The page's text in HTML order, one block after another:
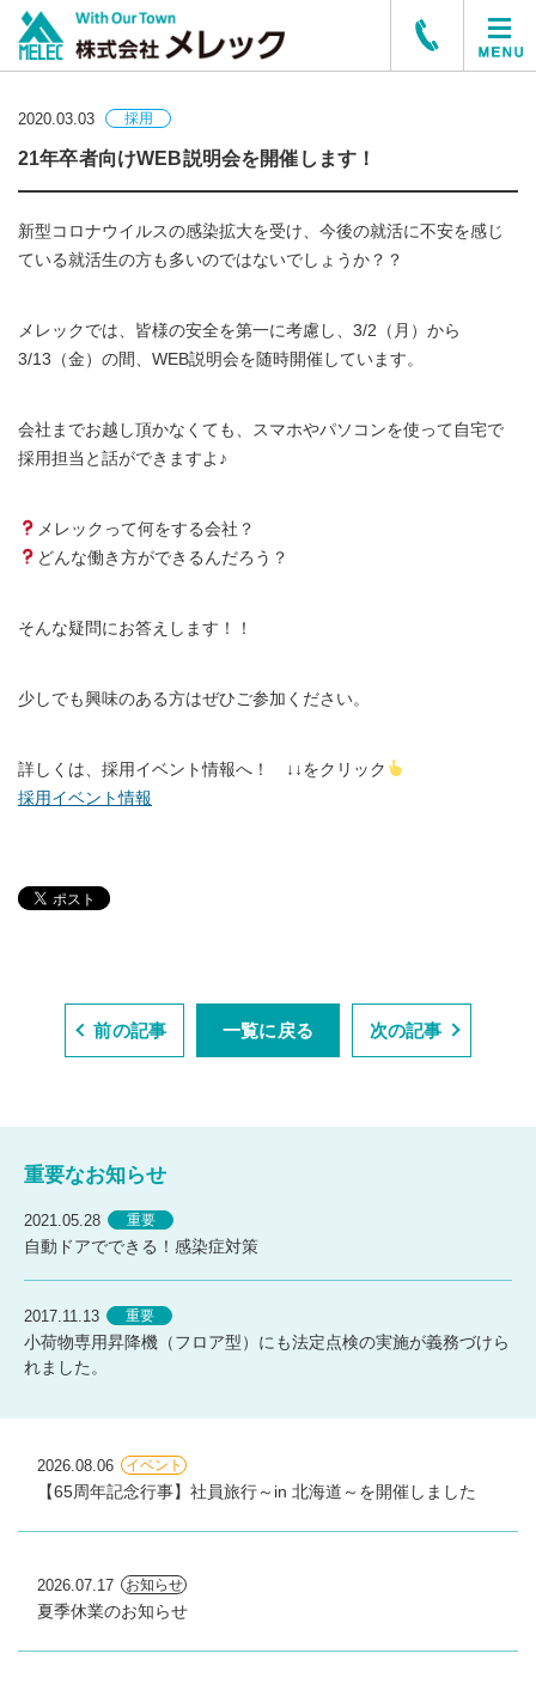
2020.03.03 採用
21年卒者向けWEB説明会を開催します！
新型コロナウイルスの感染拡大を受け、今後の就活に不安を感じ
ている就活生の方も多いのではないでしょうか？？
メレックでは、皆様の安全を第一に考慮し、3/2（月）から
3/13（金）の間、WEB説明会を随時開催しています。
会社までお越し頂かなくても、スマホやパソコンを使って自宅で
採用担当と話ができますよ♪
メレックって何をする会社？
どんな働き方ができるんだろう？
そんな疑問にお答えします！！
少しでも興味のある方はぜひご参加ください。
詳しくは、採用イベント情報へ！ ↓↓をクリック
採用イベント情報
前の記事 一覧に戻る 次の記事
重要なお知らせ
2021.05.28 重要
自動ドアでできる！感染症対策
2017.11.13 重要
小荷物専用昇降機（フロア型）にも法定点検の実施が義務づけら
れました。
2026.08.06 イベント
【65周年記念行事】社員旅行～in 北海道～を開催しました
2026.07.17 お知らせ
夏季休業のお知らせ